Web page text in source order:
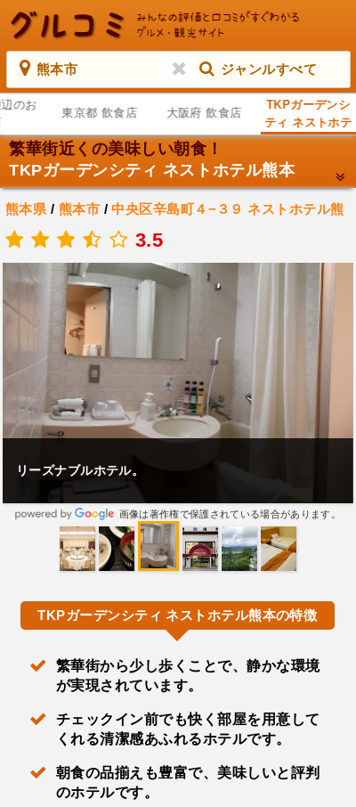
熊本市 ジャンルすべて
のお
東京都 飲食店 大阪府 飲食店
TKPガーデンシ
ティ ネストホテ
ル熊本
繁華街近くの美味しい朝食！
TKPガーデンシティ ネストホテル熊本
熊本県 / 熊本市 /中央区辛島町４−３９ ネストホテル熊
.
3.5
リーズナブルホテル。
画像は著作権で保護されている場合があります。
TKPガーデンシティ ネストホテル熊本の特徴
繁華街から少し歩くことで、静かな環境
が実現されています。
チェックイン前でも快く部屋を用意して
くれる清潔感あふれるホテルです。
朝食の品揃えも豊富で、美味しいと評判
のホテルです。